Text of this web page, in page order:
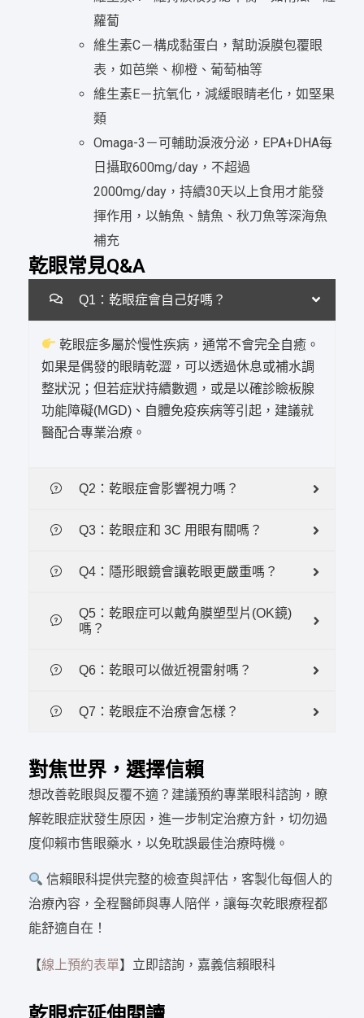
蘿蔔
維生素C－構成黏蛋白，幫助淚膜包覆眼
表，如芭樂、柳橙、葡萄柚等
維生素E－抗氧化，減緩眼睛老化，如堅果
類
Omaga-3－可輔助淚液分泌，EPA+DHA每
日攝取600mg/day，不超過
2000mg/day，持續30天以上食用才能發
揮作用，以鮪魚、鯖魚、秋刀魚等深海魚
補充
乾眼常見Q&A
Q1：乾眼症會自己好嗎？
乾眼症多屬於慢性疾病，通常不會完全自癒。
如果是偶發的眼睛乾澀，可以透過休息或補水調
整狀況；但若症狀持續數週，或是以確診瞼板腺
功能障礙(MGD)、自體免疫疾病等引起，建議就
醫配合專業治療。
Q2：乾眼症會影響視力嗎？
Q3：乾眼症和 3C 用眼有關嗎？
Q4：隱形眼鏡會讓乾眼更嚴重嗎？
Q5：乾眼症可以戴角膜塑型片(OK鏡)
嗎？
Q6：乾眼可以做近視雷射嗎？
Q7：乾眼症不治療會怎樣？
對焦世界，選擇信賴
想改善乾眼與反覆不適？建議預約專業眼科諮詢，瞭
解乾眼症狀發生原因，進一步制定治療方針，切勿過
度仰賴市售眼藥水，以免耽誤最佳治療時機。
信賴眼科提供完整的檢查與評估，客製化每個人的
治療內容，全程醫師與專人陪伴，讓每次乾眼療程都
能舒適自在！
【線上預約表單】立即諮詢，嘉義信賴眼科